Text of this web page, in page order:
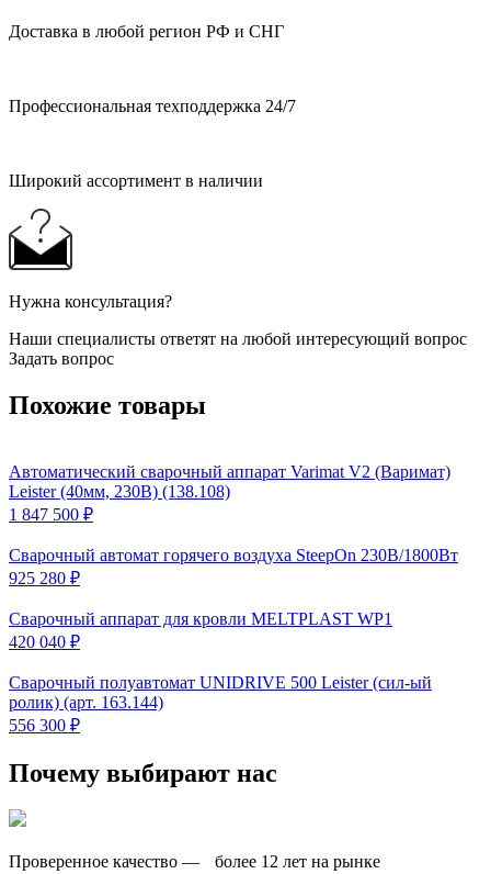
Доставка в любой регион РФ и СНГ
Профессиональная техподдержка 24/7
Широкий ассортимент в наличии
Нужна консультация?
Наши специалисты ответят на любой интересующий вопрос
Задать вопрос
Похожие товары
Автоматический сварочный аппарат Varimat V2 (Варимат)
Leister (40мм, 230В) (138.108)
1 847 500 ₽
Сварочный автомат горячего воздуха SteepOn 230В/1800Вт
925 280 ₽
Сварочный аппарат для кровли MELTPLAST WP1
420 040 ₽
Сварочный полуавтомат UNIDRIVE 500 Leister (сил-ый
ролик) (арт. 163.144)
556 300 ₽
Почему выбирают нас
Проверенное качество — более 12 лет на рынке